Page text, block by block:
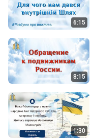
6:15
8:15
1:30